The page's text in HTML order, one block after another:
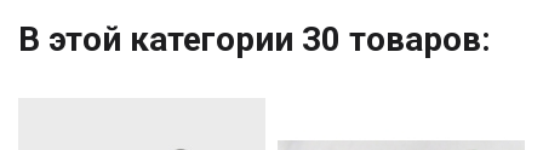
В этой категории 30 товаров: